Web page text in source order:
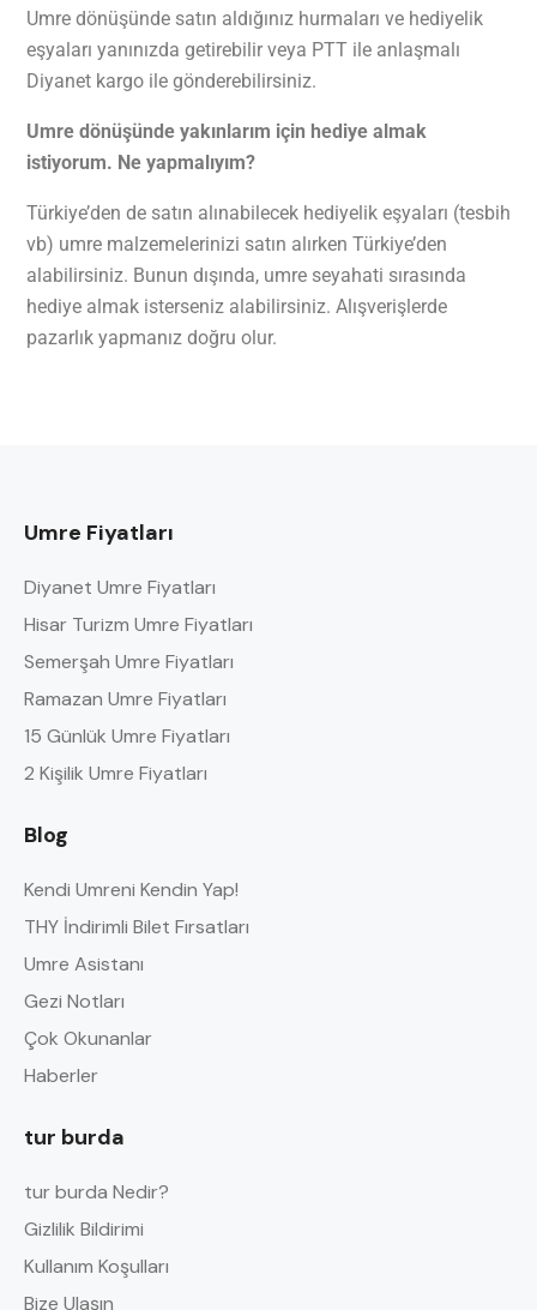
Umre dönüşünde satın aldığınız hurmaları ve hediyelik
eşyaları yanınızda getirebilir veya PTT ile anlaşmalı
Diyanet kargo ile gönderebilirsiniz.
Umre dönüşünde yakınlarım için hediye almak
istiyorum. Ne yapmalıyım?
Türkiye’den de satın alınabilecek hediyelik eşyaları (tesbih
vb) umre malzemelerinizi satın alırken Türkiye’den
alabilirsiniz. Bunun dışında, umre seyahati sırasında
hediye almak isterseniz alabilirsiniz. Alışverişlerde
pazarlık yapmanız doğru olur.
Umre Fiyatları
Diyanet Umre Fiyatları
Hisar Turizm Umre Fiyatları
Semerşah Umre Fiyatları
Ramazan Umre Fiyatları
15 Günlük Umre Fiyatları
2 Kişilik Umre Fiyatları
Blog
Kendi Umreni Kendin Yap!
THY İndirimli Bilet Fırsatları
Umre Asistanı
Gezi Notları
Çok Okunanlar
Haberler
tur burda
tur burda Nedir?
Gizlilik Bildirimi
Kullanım Koşulları
Bize Ulaşın